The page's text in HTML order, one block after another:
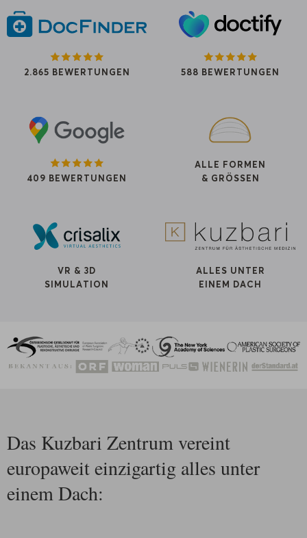
2.865 BEWERTUNGEN 588 BEWERTUNGEN
409 BEWERTUNGEN
ALLE FORMEN
& GRÖSSEN
VR & 3D
SIMULATION
ALLES UNTER
EINEM DACH
Das Kuzbari Zentrum vereint
europaweit einzigartig alles unter
einem Dach: